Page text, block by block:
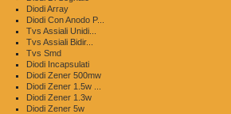
Diodi Array
Diodi Con Anodo P...
Tvs Assiali Unidi...
Tvs Assiali Bidir...
Tvs Smd
Diodi Incapsulati
Diodi Zener 500mw
Diodi Zener 1.5w ...
Diodi Zener 1.3w
Diodi Zener 5w